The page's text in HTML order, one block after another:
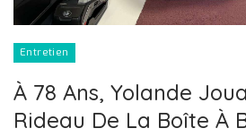
Entretien
À 78 Ans, Yolande
Rideau De La Boîte À